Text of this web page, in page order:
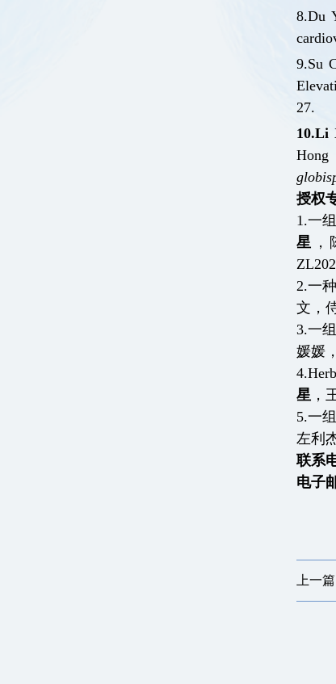
8.Du
9.Su
27.
10.Li
Hong
授权
1.一
星
2.一
文，
3.一
媛媛
4.
星 ，
5.一
左利
联系
电子
上一篇